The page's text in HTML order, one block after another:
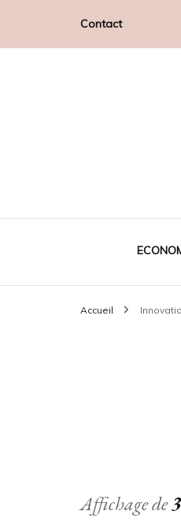
Contact
Neuf
Accueil
Affichage de